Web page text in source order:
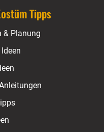
Tipps
& Planung